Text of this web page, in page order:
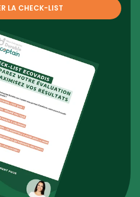
LA CHECK-LIST